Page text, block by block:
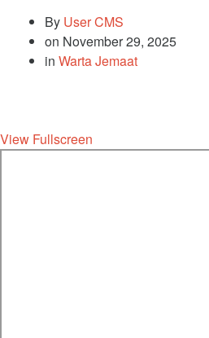
By User CMS
on November 29, 2025
in Warta Jemaat
View Fullscreen